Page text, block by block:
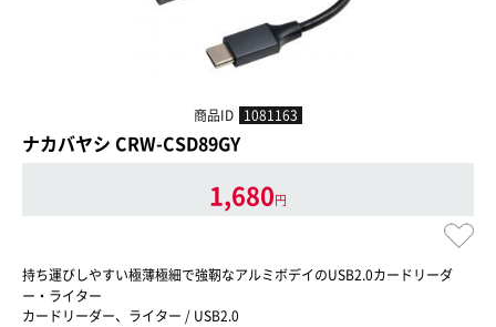
商品ID 1081163
ナカバヤシ CRW-CSD89GY
1,680円
持ち運びしやすい極薄極細で強靭なアルミボデイのUSB2.0カードリーダ
ー・ライター
カードリーダー、ライター / USB2.0